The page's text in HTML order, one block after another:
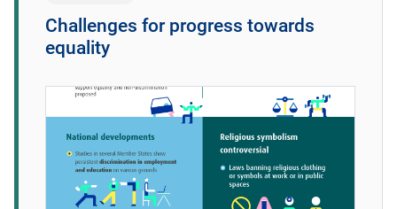
Challenges for progress towards
equality